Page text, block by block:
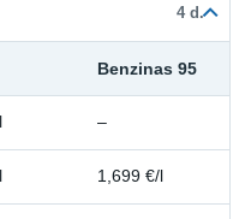
4 d.
Benzinas 95
–
1,699 €/l